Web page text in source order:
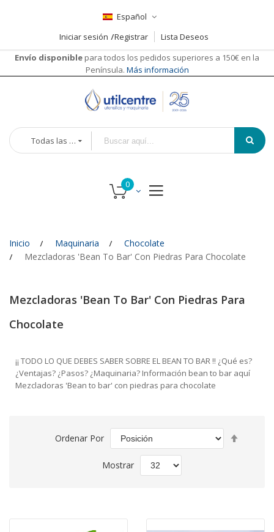
Español
Iniciar sesión
Registrar
Lista Deseos
Envío disponible para todos los pedidos superiores a 150€ en la
Península. Más información
Todas las categorías
Inicio Maquinaria
Chocolate
Mezcladoras 'Bean To Bar' Con Piedras Para Chocolate
Mezcladoras 'Bean To Bar' Con Piedras Para
Chocolate
¡¡ TODO LO QUE DEBES SABER SOBRE EL BEAN TO BAR !! ¿Qué es?
¿Ventajas? ¿Pasos? ¿Maquinaria? Información bean to bar aquí
Mezcladoras 'Bean to bar' con piedras para chocolate
Ordenar Por
Mostrar